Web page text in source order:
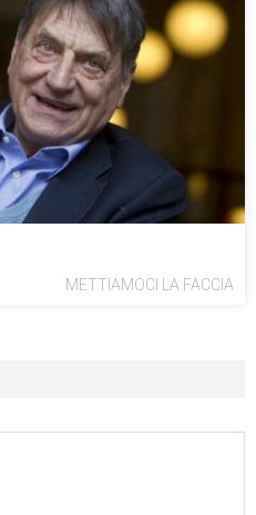
METTIAMOCI LA FACCIA